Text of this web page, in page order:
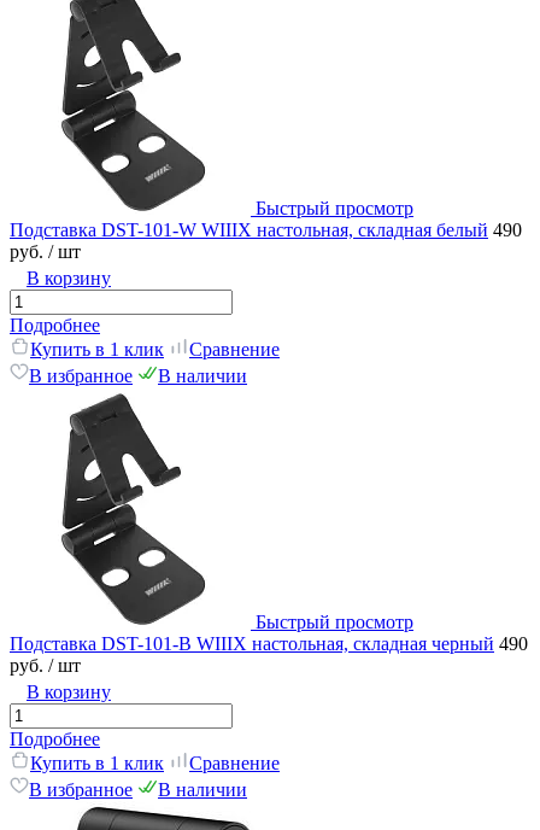
Быстрый просмотр
Подставка DST-101-W WIIIX настольная, складная белый 490
руб. / шт
В корзину
Подробнее
Купить в 1 клик
Сравнение
В избранное
В наличии
Быстрый просмотр
Подставка DST-101-B WIIIX настольная, складная черный 490
руб. / шт
В корзину
Подробнее
Купить в 1 клик
Сравнение
В избранное
В наличии